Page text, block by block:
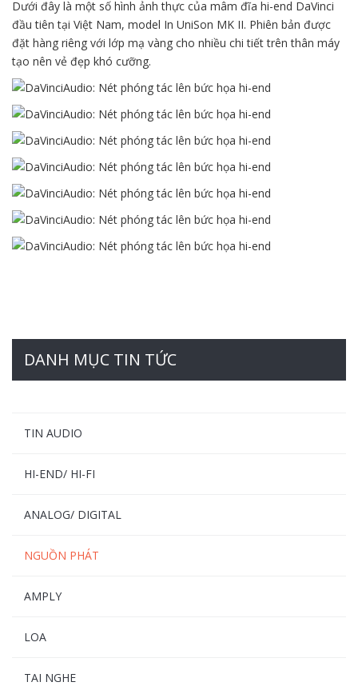
Dưới đây là một số hình ảnh thực của mâm đĩa hi-end DaVinci
đầu tiên tại Việt Nam, model In UniSon MK II. Phiên bản được
đặt hàng riêng với lớp mạ vàng cho nhiều chi tiết trên thân máy
tạo nên vẻ đẹp khó cưỡng.
DANH MỤC TIN TỨC
TIN AUDIO
HI-END/ HI-FI
ANALOG/ DIGITAL
NGUỒN PHÁT
AMPLY
LOA
TAI NGHE